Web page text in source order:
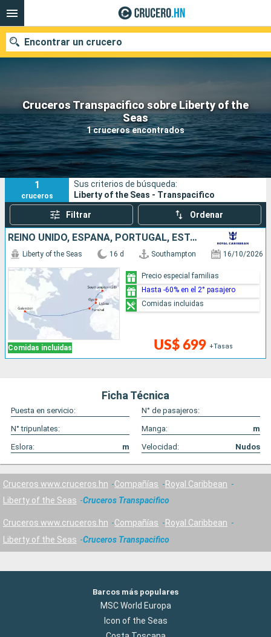
Cruceros Transpacifico sobre Liberty of the
Seas
1 cruceros encontrados
Encontrar un crucero
Nuestros destinos
Fecha de salida
Puertos Compañías
Buscar
1
cruceros
Sus criterios de búsqueda:
Liberty of the Seas - Transpacifico
Filtrar Ordenar
REINO UNIDO, ESPAÑA, PORTUGAL, ESTADOS UNIDOS
Comidas incluidas
Liberty of the Seas 16 d Southampton 16/10/2026
US$ 699 +Tasas
Precio especial familias
Hasta -60% en el 2° pasajero
Comidas incluidas
Ficha Técnica
Puesta en servicio:
N° de pasajeros:
N° tripunlates:
Manga:
m
Eslora:
m Velocidad: Nudos
Cruceros www.cruceros.hn Compañías
Royal Caribbean
Liberty of the Seas
Cruceros Transpacifico
Cruceros www.cruceros.hn Compañías
Royal Caribbean
Liberty of the Seas
Cruceros Transpacifico
Barcos más populares
MSC World Europa
Icon of the Seas